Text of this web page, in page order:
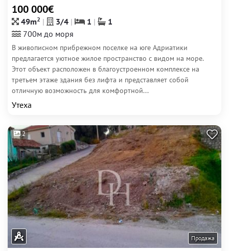
100 000€
49m2 3/4 1
1
700м до моря
В живописном прибрежном поселке на юге Адриатики
предлагается уютное жилое пространство с видом на море.
Этот объект расположен в благоустроенном комплексе на
третьем этаже здания без лифта и представляет собой
отличную возможность для комфортной...
Утеха
2
Продажа